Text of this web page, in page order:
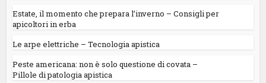
Estate, il momento che prepara l’inverno – Consigli per
apicoltori in erba
Le arpe elettriche – Tecnologia apistica
Peste americana: non è solo questione di covata –
Pillole di patologia apistica